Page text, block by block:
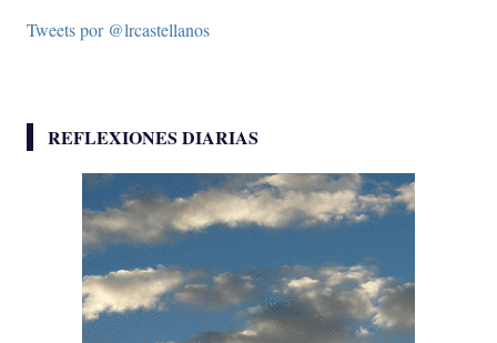
Tweets por @lrcastellanos
REFLEXIONES DIARIAS